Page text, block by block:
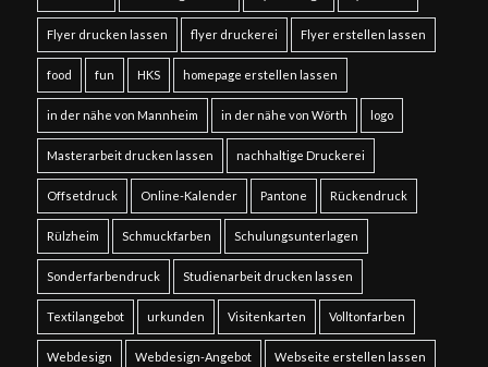
Flyer drucken lassen flyer druckerei Flyer erstellen lassen
food fun HKS homepage erstellen lassen
in der nähe von Mannheim in der nähe von Wörth logo
Masterarbeit drucken lassen nachhaltige Druckerei
Offsetdruck Online-Kalender Pantone Rückendruck
Rülzheim Schmuckfarben Schulungsunterlagen
Sonderfarbendruck Studienarbeit drucken lassen
Textilangebot urkunden Visitenkarten Volltonfarben
Webdesign Webdesign-Angebot Webseite erstellen lassen